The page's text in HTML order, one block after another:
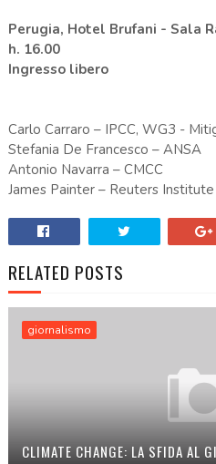
Perugia, Hotel Brufani - Sala
h. 16.00
Ingresso libero
Carlo Carraro – IPCC, WG3 -
Stefania De Francesco – ANSA
Antonio Navarra – CMCC
James Painter – Reuters
RELATED POSTS
giornalismo
CLIMATE CHANGE: LA SFIDA AL